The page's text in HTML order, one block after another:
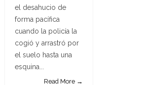
el desahucio de
forma pacífica
cuando la policía la
cogió y arrastró por
el suelo hasta una
esquina...
Read More →